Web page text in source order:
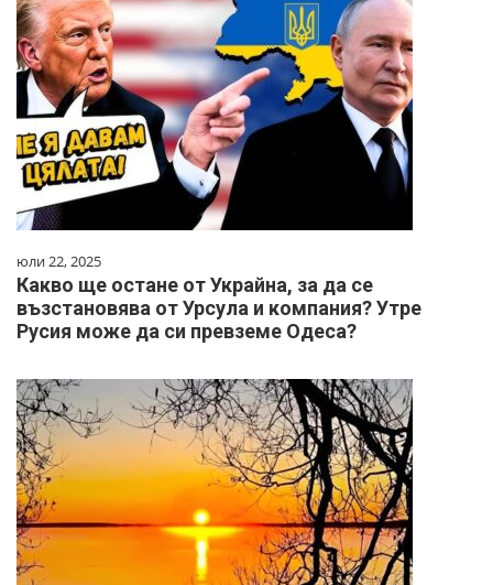
юли 22, 2025
Какво ще остане от Украйна, за да се
възстановява от Урсула и компания? Утре
Русия може да си превземе Одеса?